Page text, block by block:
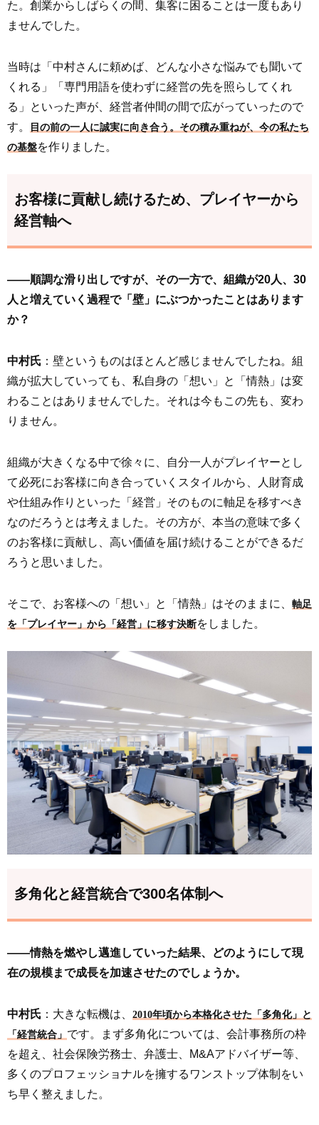
た。創業からしばらくの間、集客に困ることは一度もあり
ませんでした。
当時は「中村さんに頼めば、どんな小さな悩みでも聞いて
くれる」「専門用語を使わずに経営の先を照らしてくれ
る」といった声が、経営者仲間の間で広がっていったので
す。
目の前の一人に誠実に向き合う。その積み重ねが、今の私たち
の基盤を作りました。
お客様に貢献し続けるため、プレイヤーから
経営軸へ
――順調な滑り出しですが、その一方で、組織が20人、30
人と増えていく過程で「壁」にぶつかったことはあります
か？
中村氏 ：壁というものはほとんど感じませんでしたね。組
織が拡大していっても、私自身の「想い」と「情熱」は変
わることはありませんでした。それは今もこの先も、変わ
りません。
組織が大きくなる中で徐々に、自分一人がプレイヤーとし
て必死にお客様に向き合っていくスタイルから、人財育成
や仕組み作りといった「経営」そのものに軸足を移すべき
なのだろうとは考えました。その方が、本当の意味で多く
のお客様に貢献し、高い価値を届け続けることができるだ
ろうと思いました。
そこで、お客様への「想い」と「情熱」はそのままに、 軸足
を「プレイヤー」から「経営」に移す決断をしました。
多角化と経営統合で300名体制へ
――情熱を燃やし邁進していった結果、どのようにして現
在の規模まで成長を加速させたのでしょうか。
中村氏 ：大きな転機は、 2010年頃から本格化させた「多角化」と
「経営統合」 です。まず多角化については、会計事務所の枠
を超え、社会保険労務士、弁護士、M&Aアドバイザー等、
多くのプロフェッショナルを擁するワンストップ体制をい
ち早く整えました。